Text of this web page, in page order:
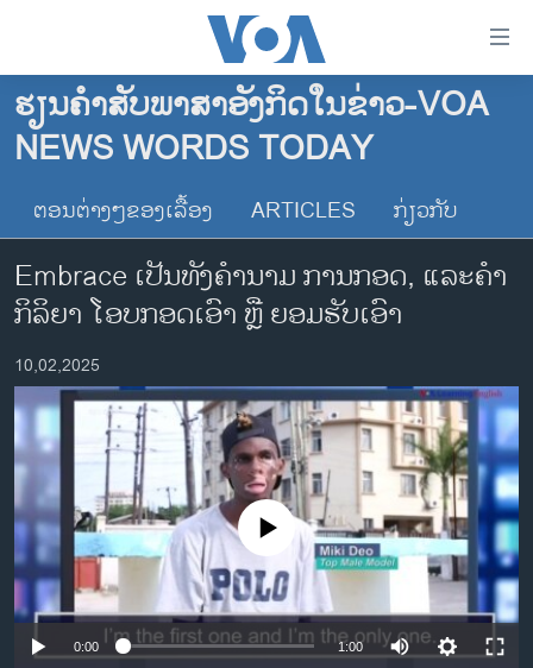
ເຂົ້າ
ຫາ
ຂ້າມ
ຫາ
ຊອກ
ໂຮມເພຈ
ລາວ
ອາເມຣິກາ
ການເລືອກຕັ້ງ ປະທານາທີບໍດີ ສະຫະລັດ 2024
ຂ່າວ​ຈີນ
ເອເຊຍ
ອິດສະຫຼະພາບດ້ານການຂ່າວ
ຊີວິດຊາວລາວ
ຊຸມຊົນຊາວລາວ
ວິທະຍາສາດ-ເທັກໂນໂລຈີ
ທຸລະກິດ
ພາສາອັງກິດ
ຮຽນຄຳສັບພາສາອັງກິດໃນຂ່າວ-VOA
NEWS WORDS TODAY
ຕອນຕ່າງໆຂອງເລື້ອງ ARTICLES ກ່ຽວກັບ
Embrace ເປັນທັງຄໍານາມ ການກອດ, ແລະຄໍາ
ກິລິຍາ ໂອບກອດເອົາ ຫຼື ຍອມຮັບເອົາ
10,02,2025
No media source currently available
0:00 1:00 Auto